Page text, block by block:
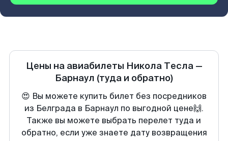
Цены на авиабилеты Никола Тесла—
Барнаул (туда и обратно)
😍 Вы можете купить билет без посредников
из Белграда в Барнаул по выгодной цене🙌.
Также вы можете выбрать перелет туда и
обратно, если уже знаете дату возвращения